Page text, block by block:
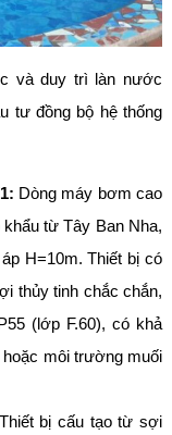
và duy trì làn nước
tư đồng bộ hệ thống
Dòng máy bơm cao
từ Tây Ban Nha,
H=10m. Thiết bị có
thủy tinh chắc chắn,
(lớp F.60), có khả
môi trường muối
Thiết bị cấu tạo từ sợi